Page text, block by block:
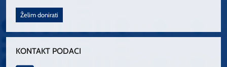
Želim donirati
KONTAKT PODACI